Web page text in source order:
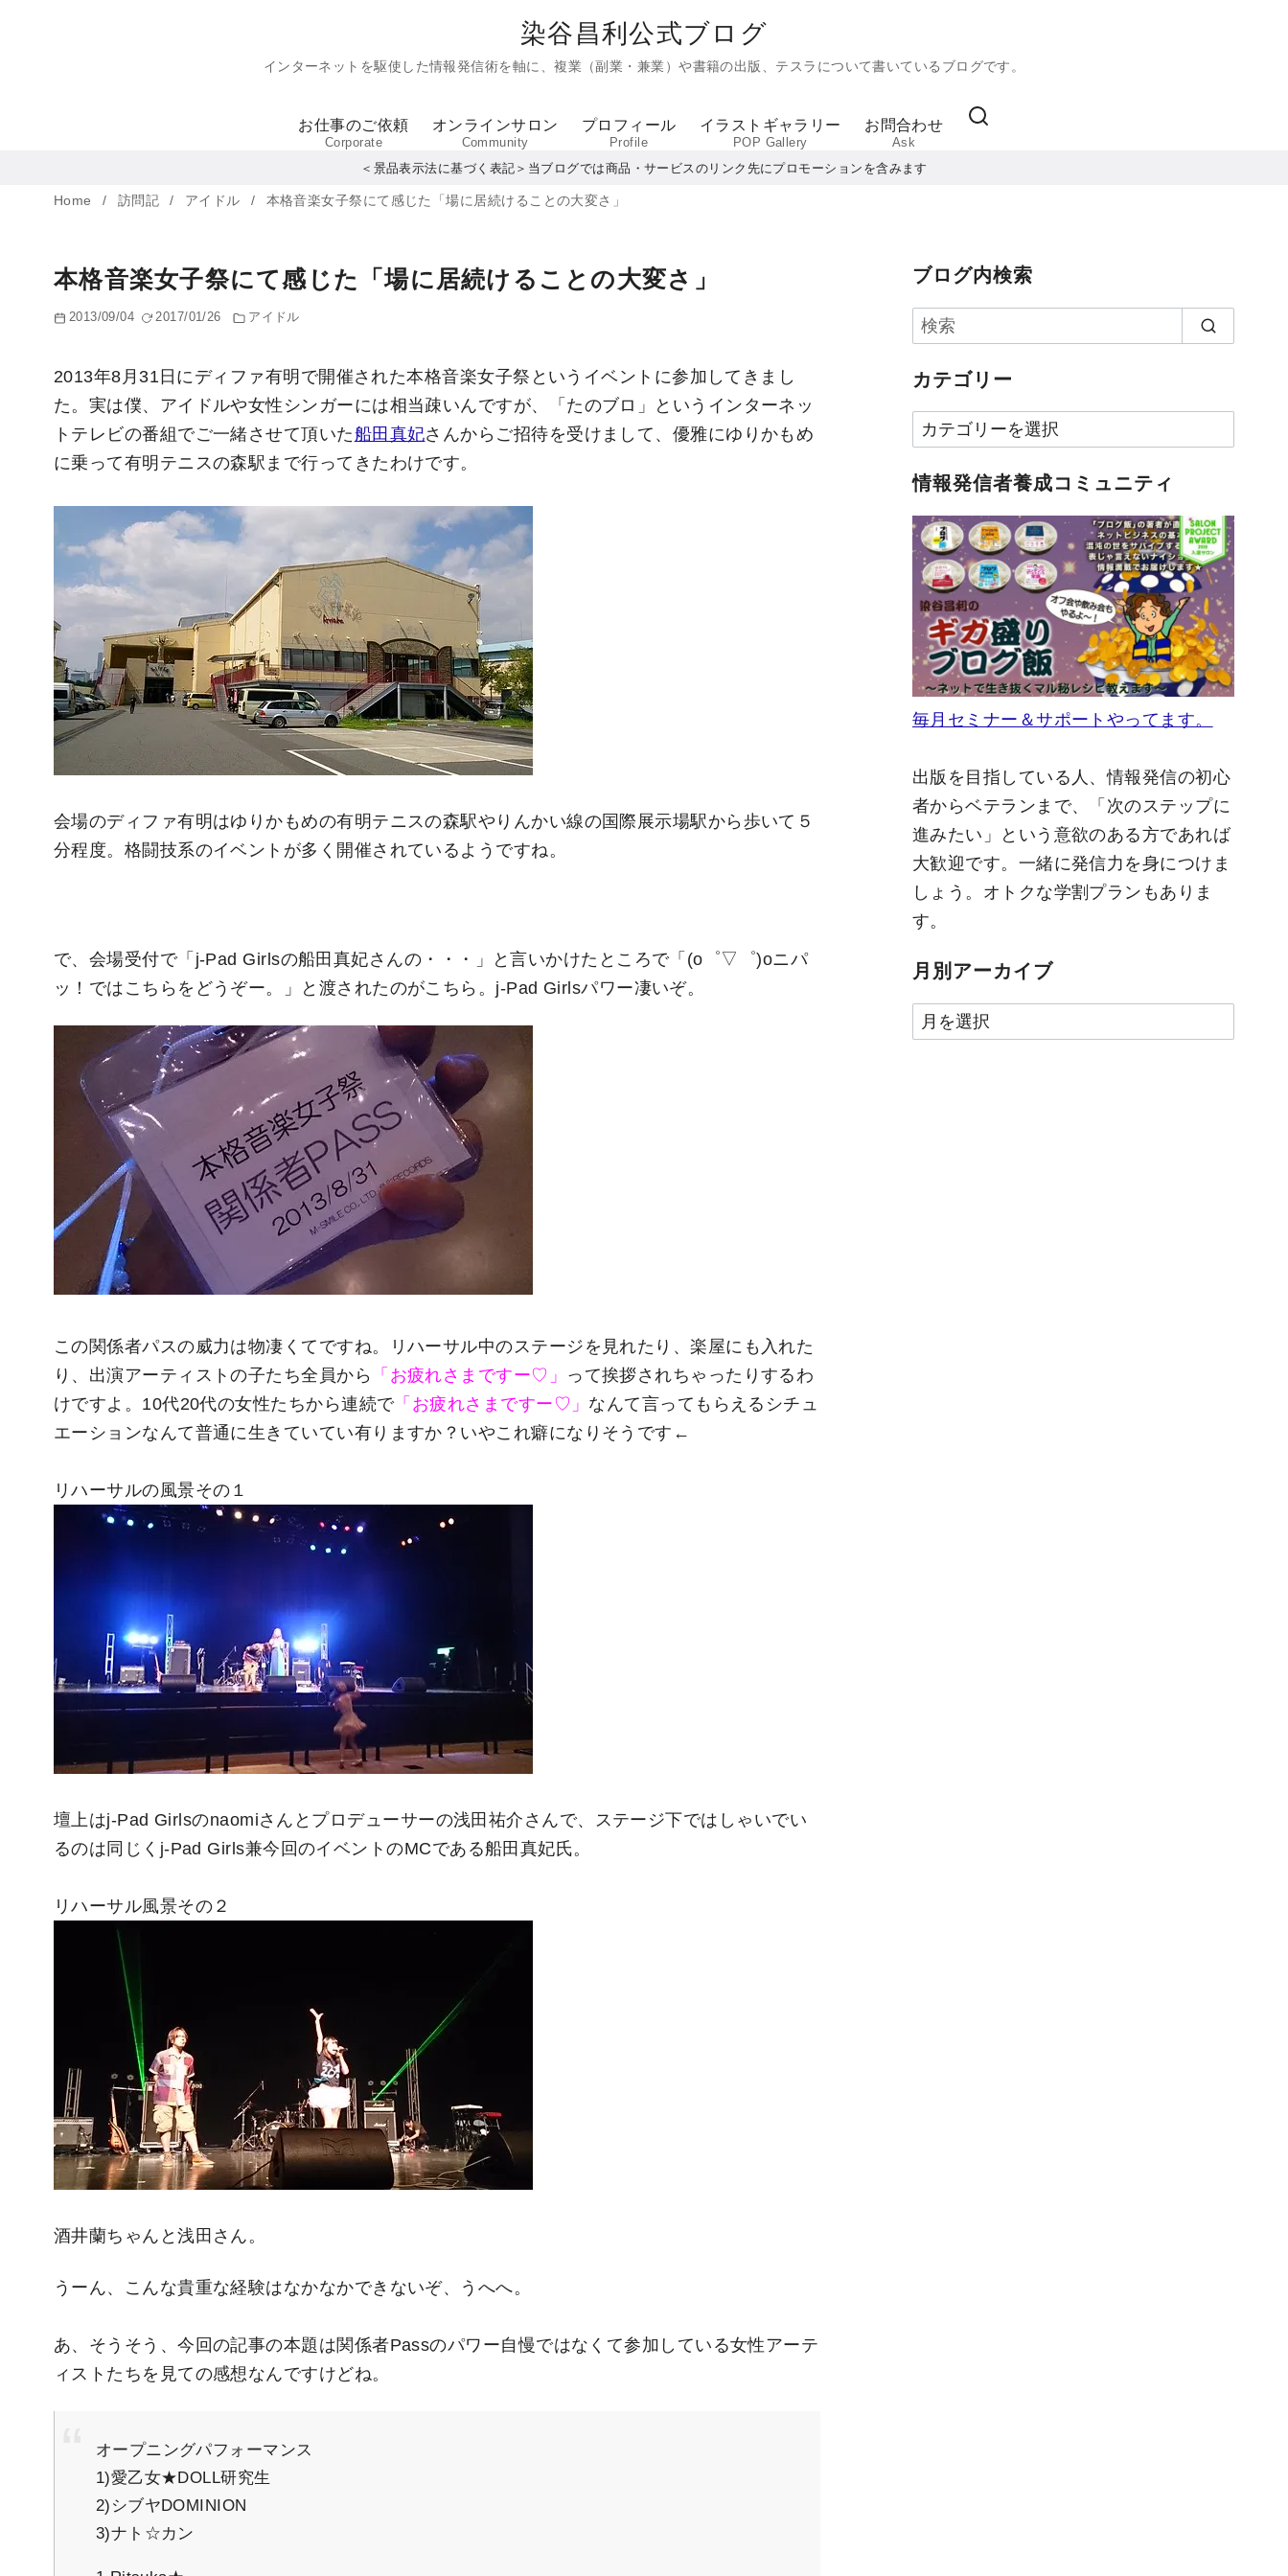
染谷昌利公式ブログ
インターネットを駆使した情報発信術を軸に、複業（副業・兼業）や書籍の出版、テスラについて書いているブログです。
お仕事のご依頼
Corporate
オンラインサロン
Community
プロフィール
Profile
イラストギャラリー
POP Gallery
お問合わせ
Ask
＜景品表示法に基づく表記＞当ブログでは商品・サービスのリンク先にプロモーションを含みます
Home 訪問記 アイドル 本格音楽女子祭にて感じた「場に居続けることの大変さ」
本格音楽女子祭にて感じた「場に居続けることの大変さ」
2013/09/04 2017/01/26 アイドル
2013年8月31日にディファ有明で開催された本格音楽女子祭というイベントに参加してきまし
た。実は僕、アイドルや女性シンガーには相当疎いんですが、「たのブロ」というインターネッ
トテレビの番組でご一緒させて頂いた船田真妃さんからご招待を受けまして、優雅にゆりかもめ
に乗って有明テニスの森駅まで行ってきたわけです。
会場のディファ有明はゆりかもめの有明テニスの森駅やりんかい線の国際展示場駅から歩いて５
分程度。格闘技系のイベントが多く開催されているようですね。
で、会場受付で「j-Pad Girlsの船田真妃さんの・・・」と言いかけたところで「(o゜▽゜)oニパ
ッ！ではこちらをどうぞー。」と渡されたのがこちら。j-Pad Girlsパワー凄いぞ。
この関係者パスの威力は物凄くてですね。リハーサル中のステージを見れたり、楽屋にも入れた
り、出演アーティストの子たち全員から
「お疲れさまですー♡」 って挨拶されちゃったりするわ
けですよ。10代20代の女性たちから連続で「お疲れさまですー♡」 なんて言ってもらえるシチュ
エーションなんて普通に生きていてい有りますか？いやこれ癖になりそうです←
リハーサルの風景その１
壇上はj-Pad Girlsのnaomiさんとプロデューサーの浅田祐介さんで、ステージ下ではしゃいでい
るのは同じくj-Pad Girls兼今回のイベントのMCである船田真妃氏。
リハーサル風景その２
酒井蘭ちゃんと浅田さん。
うーん、こんな貴重な経験はなかなかできないぞ、うへへ。
あ、そうそう、今回の記事の本題は関係者Passのパワー自慢ではなくて参加している女性アーテ
ィストたちを見ての感想なんですけどね。
オープニングパフォーマンス
1)愛乙女★DOLL研究生
2)シブヤDOMINION
3)ナト☆カン
ブログ内検索
カテゴリー
カ
テ
ゴ
リ
ー
情報発信者養成コミュニティ
毎月セミナー＆サポートやってます。
出版を目指している人、情報発信の初心
者からベテランまで、「次のステップに
進みたい」という意欲のある方であれば
大歓迎です。一緒に発信力を身につけま
しょう。オトクな学割プランもありま
す。
月別アーカイブ
月
別